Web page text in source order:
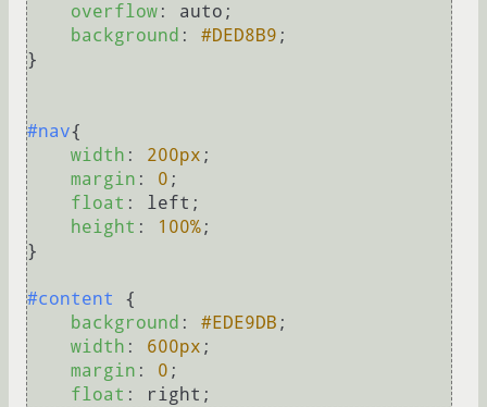
overflow : auto;
background : #DED8B9 ;
}
#nav{
width : 200px ;
margin : 0 ;
float : left;
height : 100%;
}
#content
{
background : #EDE9DB ;
width : 600px ;
margin : 0 ;
float